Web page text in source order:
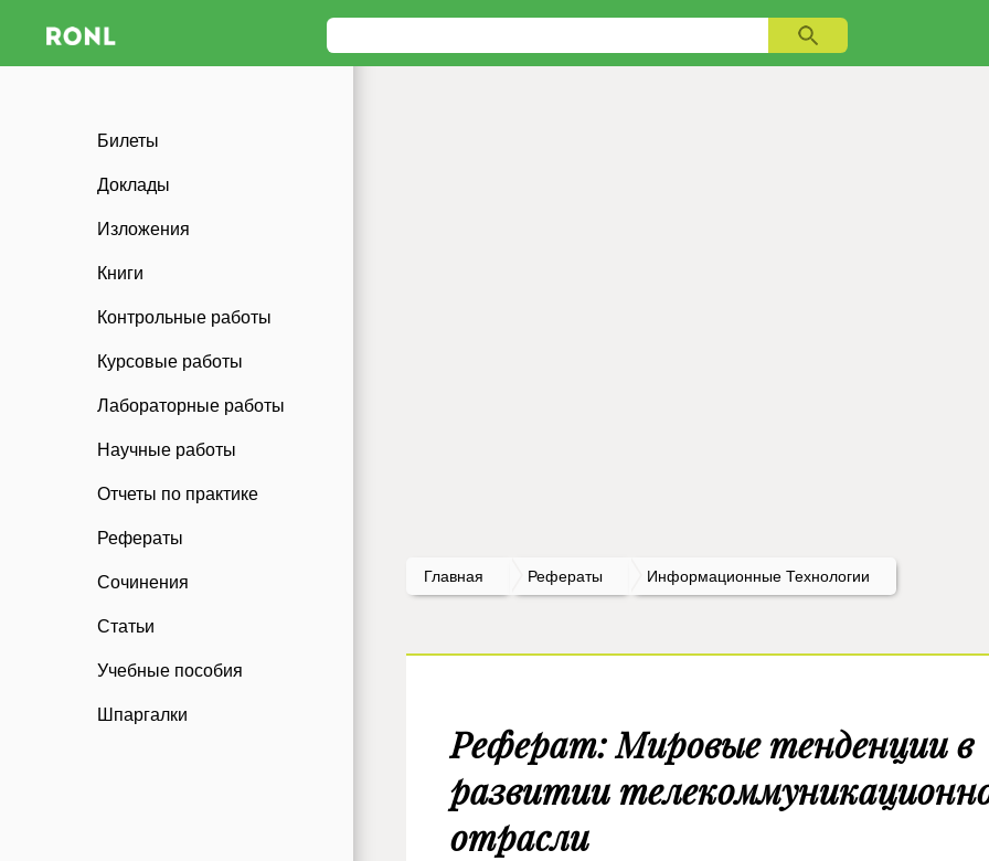
Билеты
Доклады
Изложения
Книги
Контрольные работы
Курсовые работы
Лабораторные работы
Научные работы
Отчеты по практике
Рефераты
Сочинения
Статьи
Учебные пособия
Шпаргалки
Главная Рефераты Информационные Технологии
Реферат: Мировые тенденции в
развитии
отрасли